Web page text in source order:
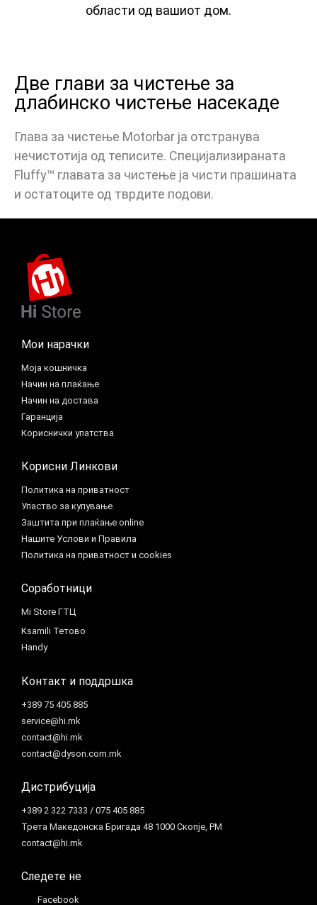
области од вашиот дом.
Две глави за чистење за
длабинско чистење насекаде
Глава за чистење Motorbar ја отстранува
нечистотија од теписите. Специјализираната
Fluffy™ главата за чистење ја чисти прашината
и остатоците од тврдите подови.
Мои нарачки
Моја кошничка
Начин на плаќање
Начин на достава
Гаранција
Кориснички упатства
Корисни Линкови
Политика на приватност
Упаство за купување
Заштита при плаќање online
Нашите Услови и Правила
Политика на приватност и cookies
Соработници
Mi Store ГТЦ
Ksamili Тетово
Handy
Контакт и поддршка
+389 75 405 885
service@hi.mk
contact@hi.mk
contact@dyson.com.mk
Дистрибуција
+389 2 322 7333 / 075 405 885
Трета Македонска Бригада 48 1000 Скопје, РМ
contact@hi.mk
Следете не
Facebook